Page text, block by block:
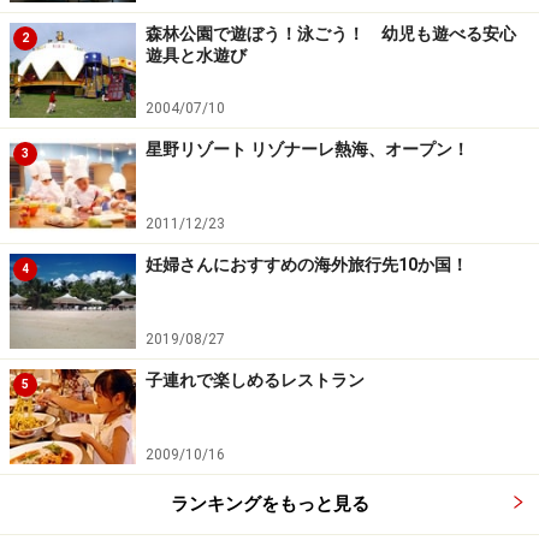
しながら、動物の気配を探す「夜のカートツアー」もこ
の立地ならでは。エゾシカやユキウサギ、キタキツネと
いった野生動物に遭遇できるかもしれません！
【DATA】
星野リゾート トマム
住所：北海道勇払郡 占冠村中トマム
TEL：0167-58-1111
【ルスツリゾート】
宿泊は家族の好みに合わせて選べる高原リ
ゾート
2
森林公園で遊ぼう！泳ごう！ 幼児も遊べる安心
遊具と水遊び
2004/07/10
3 星野リゾート リゾナーレ熱海、オープン！
2011/12/23
4 妊婦さんにおすすめの海外旅行先10か国！
2019/08/27
5 子連れで楽しめるレストラン
2009/10/16
ランキングをもっと見る